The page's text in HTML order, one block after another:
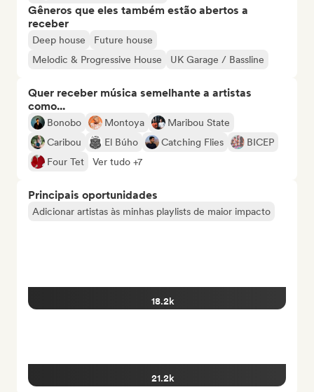
Gêneros que eles também estão abertos a
receber
Deep house
Future house
Melodic & Progressive House
UK Garage / Bassline
Quer receber música semelhante a artistas
como...
Bonobo Montoya
Maribou State
Caribou
El Búho Catching Flies
BICEP
Four Tet
Ver tudo +7
Principais oportunidades
Adicionar artistas às minhas playlists de maior impacto
18.2k
21.2k